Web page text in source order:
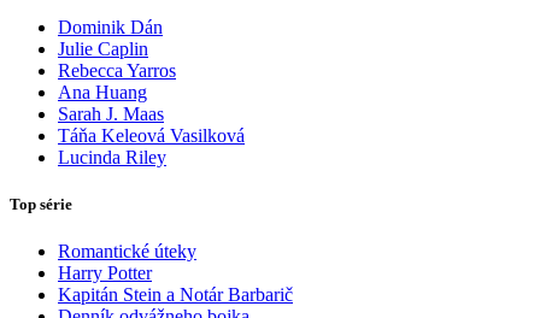
Dominik Dán
Julie Caplin
Rebecca Yarros
Ana Huang
Sarah J. Maas
Táňa Keleová Vasilková
Lucinda Riley
Top série
Romantické úteky
Harry Potter
Kapitán Stein a Notár Barbarič